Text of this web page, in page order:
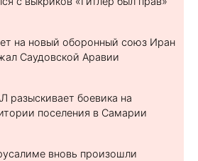
на новый оборонный союз Иран
Саудовской Аравии
разыскивает боевика на
поселения в Самарии
вновь произошли